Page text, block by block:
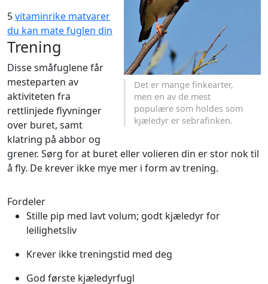
Det er mange finkearter,
men en av de mest
populære som holdes som
kjæledyr er sebrafinken.
5vitaminrike matvarer
du kan mate fuglen din
Trening
Disse småfuglene får
mesteparten av
aktiviteten fra
rettlinjede flyvninger
over buret, samt
klatring på abbor og
grener. Sørg for at buret eller volieren din er stor nok til
å fly. De krever ikke mye mer i form av trening.
Fordeler
Stille pip med lavt volum; godt kjæledyr for
leilighetsliv
Krever ikke treningstid med deg
God første kjæledyrfugl